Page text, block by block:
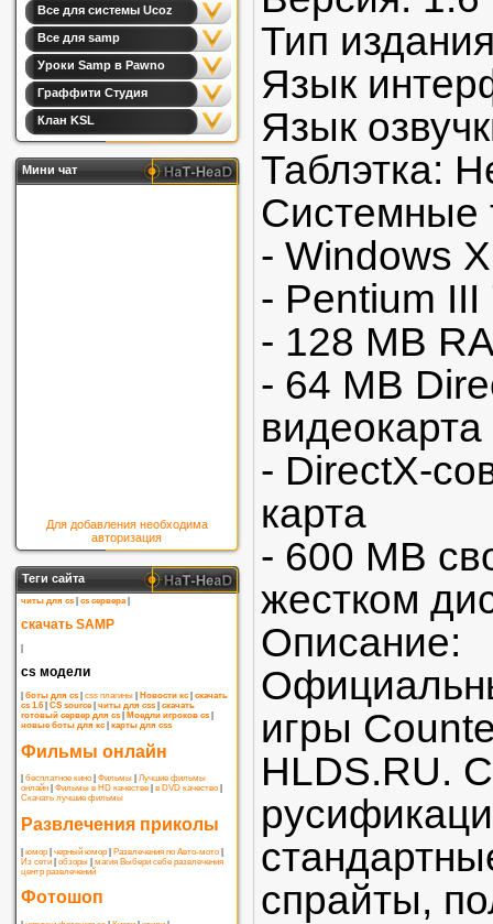
Все для системы Ucoz
Все для samp
Уроки Samp в Pawno
Граффити Студия
Клан KSL
Мини чат
Для добавления необходима
авторизация
Теги сайта
читы для cs cs сервера|
скачать SAMP
cs модели
боты для cs css плагины Новости кс
скачать
cs 1.6| CS source| читы для css
скачать
готовый сервер для cs
Моедли игроков cs
новые боты для кс
карты для css
Фильмы онлайн
бесплатное кино Фильмы
Лучшие фильмы
онлайн
Фильмы в HD качестве в DVD качество
Скачать лучшие фильмы
Развлечения приколы
юмор черный юмор Развлечения по Авто-мото
Из сети
обзоры магия Выбери себе развлечения
центр развлечений
Фотошоп
Тип
Язык
Язык
Таблэтка:
Системные
- Windows
- Pentium
- 128 MB
- 64 MB
видеокарта
- DirectX-
карта
- 600 MB
жестком
Описание:
игры
HLDS.RU.
спрайты,